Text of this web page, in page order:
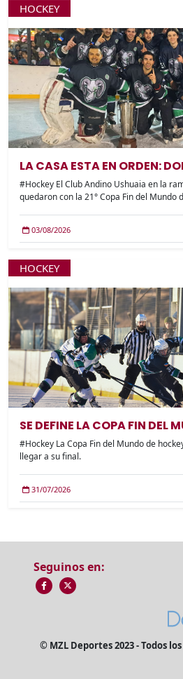
HOCKEY
LA CASA ESTA EN ORDEN:
#Hockey El Club Andino Ushuaia en la
quedaron con la 21° Copa Fin del Mundo
03/08/2026
HOCKEY
SE DEFINE LA COPA FIN DEL
#Hockey La Copa Fin del Mundo de
llegar a su final.
31/07/2026
Seguinos en:
© MZL Deportes 2023 - Todos